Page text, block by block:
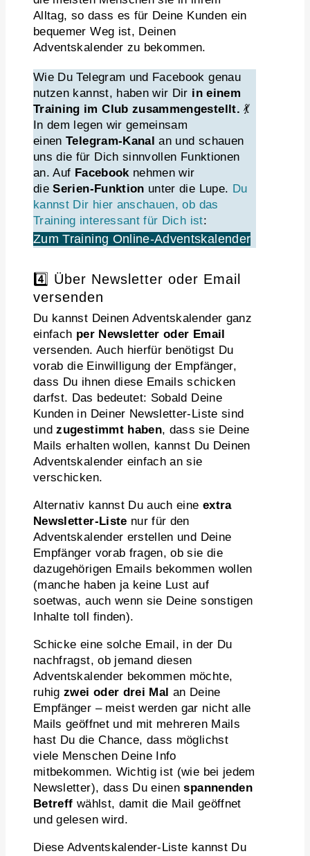
Alltag, so dass es für Deine Kunden ein
bequemer Weg ist, Deinen
Adventskalender zu bekommen.
Wie Du Telegram und Facebook genau
nutzen kannst, haben wir Dir in einem
Training im Club zusammengestellt. 💃
In dem legen wir gemeinsam
einenTelegram-Kanal an und schauen
uns die für Dich sinnvollen Funktionen
an. Auf Facebooknehmen wir
dieSerien-Funktion unter die Lupe. Du
kannst Dir hier anschauen, ob das
Training interessant für Dich ist:
Zum Training Online-Adventskalender
4️⃣ Über Newsletter oder Email
versenden
Du kannst Deinen Adventskalender ganz
einfach per Newsletter oder Email
versenden. Auch hierfür benötigst Du
vorab die Einwilligung der Empfänger,
dass Du ihnen diese Emails schicken
darfst. Das bedeutet: Sobald Deine
Kunden in Deiner Newsletter-Liste sind
undzugestimmt haben, dass sie Deine
Mails erhalten wollen, kannst Du Deinen
Adventskalender einfach an sie
verschicken.
Alternativ kannst Du auch eine extra
Newsletter-Liste nur für den
Adventskalender erstellen und Deine
Empfänger vorab fragen, ob sie die
dazugehörigen Emails bekommen wollen
(manche haben ja keine Lust auf
soetwas, auch wenn sie Deine sonstigen
Inhalte toll finden).
Schicke eine solche Email, in der Du
nachfragst, ob jemand diesen
Adventskalender bekommen möchte,
ruhigzwei oder drei Mal an Deine
Empfänger – meist werden gar nicht alle
Mails geöffnet und mit mehreren Mails
hast Du die Chance, dass möglichst
viele Menschen Deine Info
mitbekommen. Wichtig ist (wie bei jedem
Newsletter), dass Du einenspannenden
Betreff wählst, damit die Mail geöffnet
und gelesen wird.
Diese Adventskalender-Liste kannst Du